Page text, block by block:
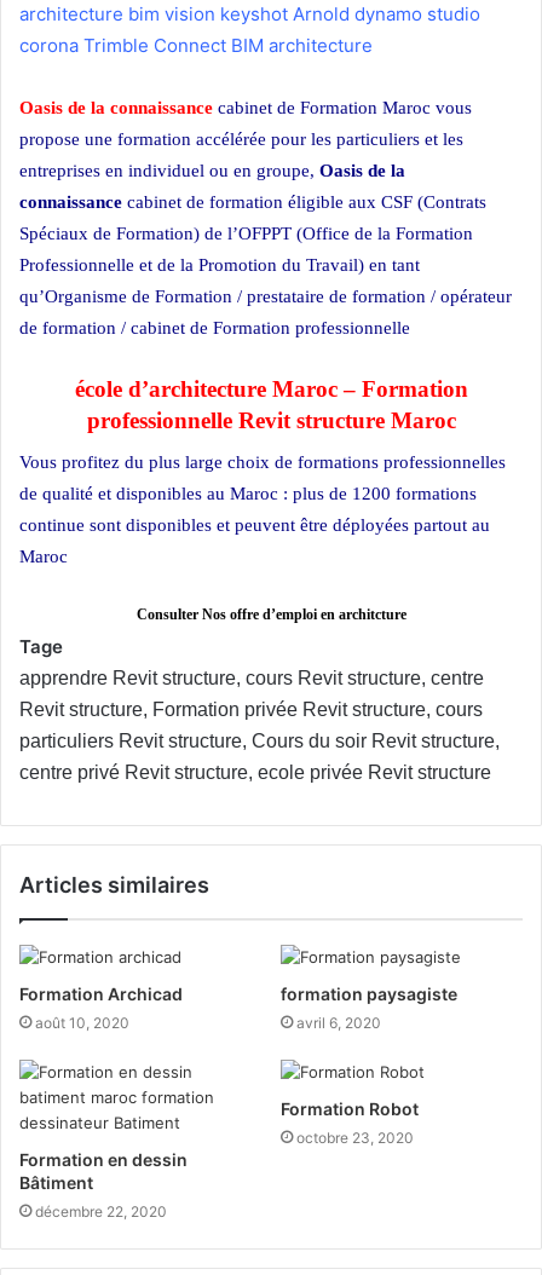
architecture bim vision keyshot Arnold dynamo studio
corona Trimble Connect BIM architecture
Oasis de la connaissance cabinet de Formation Maroc vous
propose une formation accélérée pour les particuliers et les
entreprises en individuel ou en groupe, Oasis de la
connaissance cabinet de formation éligible aux CSF (Contrats
Spéciaux de Formation) de l’OFPPT (Office de la Formation
Professionnelle et de la Promotion du Travail) en tant
qu’Organisme de Formation / prestataire de formation / opérateur
de formation / cabinet de Formation professionnelle
école d’architecture Maroc – Formation
professionnelle Revit structure Maroc
Vous profitez du plus large choix de formations professionnelles
de qualité et disponibles au Maroc : plus de 1200 formations
continue sont disponibles et peuvent être déployées partout au
Maroc
Consulter Nos offre d’emploi en architcture
Tage
apprendre Revit structure, cours Revit structure, centre
Revit structure, Formation privée Revit structure, cours
particuliers Revit structure, Cours du soir Revit structure,
centre privé Revit structure, ecole privée Revit structure
Articles similaires
Formation Archicad
août 10, 2020
formation paysagiste
avril 6, 2020
Formation en dessin
Bâtiment
décembre 22, 2020
Formation Robot
octobre 23, 2020